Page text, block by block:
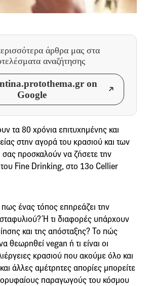
άρθρα μας στα
αναζήτησης
on
Google
τα 80 χρόνια επιτυχημένης και
στην αγορά του κρασιού και των
προσκαλούν να ζήσετε την
του Fine Drinking, στο 13ο Cellier
ένας τόπος επηρεάζει την
σταφυλιού? Ή τι διαφορές υπάρχουν
και της απόσταξης? Το πώς
θεωρηθεί vegan ή τι είναι οι
κρασιού που ακούμε όλο και
άλλες αμέτρητες απορίες μπορείτε
παραγωγούς του κόσμου